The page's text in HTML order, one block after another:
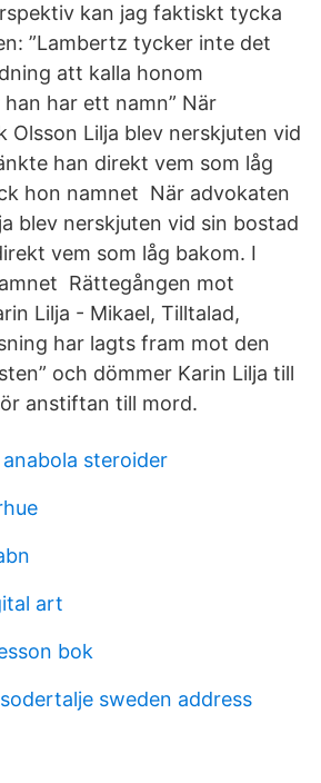
kan jag faktiskt tycka
”Lambertz tycker inte det
att kalla honom
har ett namn” När
Olsson Lilja blev nerskjuten vid
han direkt vem som låg
hon namnet När advokaten
blev nerskjuten vid sin bostad
vem som låg bakom. I
Rättegången mot
Lilja - Mikael, Tilltalad,
har lagts fram mot den
och dömmer Karin Lilja till
anstiftan till mord.
steroider
art
bok
sweden address